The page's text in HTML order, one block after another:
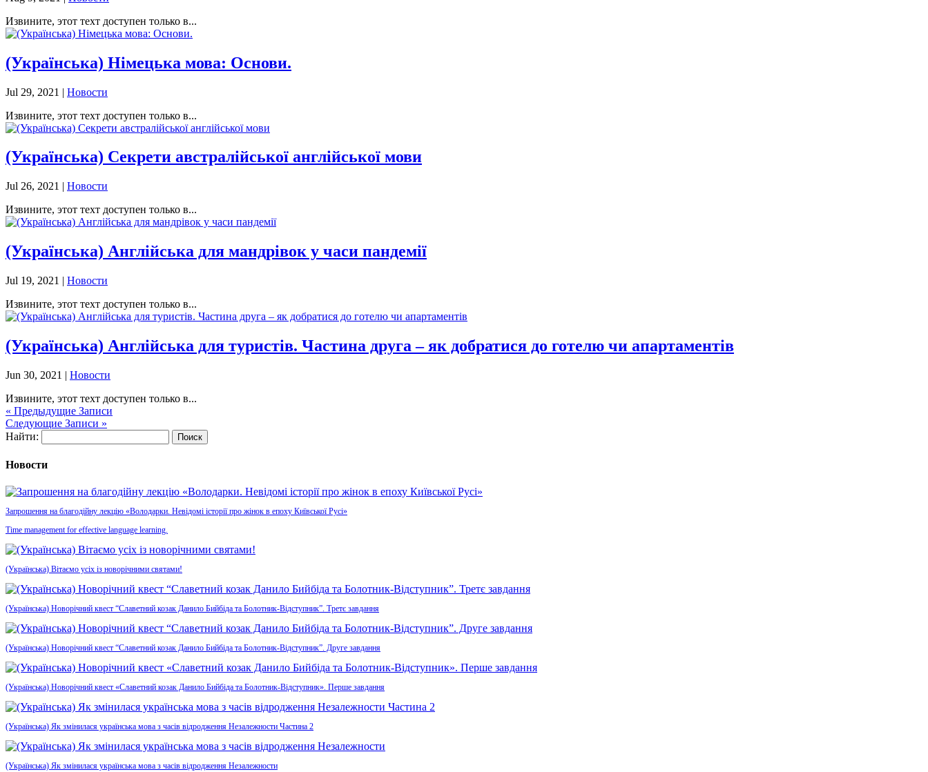
Извините, этот техт доступен только в...
(Українська) Німецька мова: Основи.
Jul 29, 2021 | Новости
Извините, этот техт доступен только в...
(Українська) Секрети австралійської англійської мови
Jul 26, 2021 | Новости
Извините, этот техт доступен только в...
(Українська) Англійська для мандрівок у часи пандемії
Jul 19, 2021 | Новости
Извините, этот техт доступен только в...
(Українська) Англійська для туристів. Частина друга – як добратися до готелю чи апартаментів
Jun 30, 2021 | Новости
Извините, этот техт доступен только в...
« Предыдущие Записи
Следующие Записи »
Найти:
Новости
Запрошення на благодійну лекцію «Володарки. Невідомі історії про жінок в епоху Київської Русі»
Time management for effective language learning.
(Українська) Вітаємо усіх із новорічними святами!
(Українська) Новорічний квест “Славетний козак Данило Бийбіда та Болотник-Відступник”. Третє завдання
(Українська) Новорічний квест “Славетний козак Данило Бийбіда та Болотник-Відступник”. Друге завдання
(Українська) Новорічний квест «Славетний козак Данило Бийбіда та Болотник-Відступник». Перше завдання
(Українська) Як змінилася українська мова з часів відродження Незалежности Частина 2
(Українська) Як змінилася українська мова з часів відродження Незалежности